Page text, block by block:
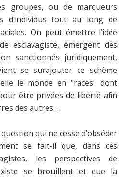
groupes, ou de marqueurs
d’individus tout au long de
On peut émettre l’idée
esclavagiste, émergent des
sanctionnés juridiquement,
se surajouter ce schème
le monde en "races" dont
être privées de liberté afin
des autres…
qui ne cesse d’obséder
se fait-il que, dans ces
les perspectives de
se brouillent et que la